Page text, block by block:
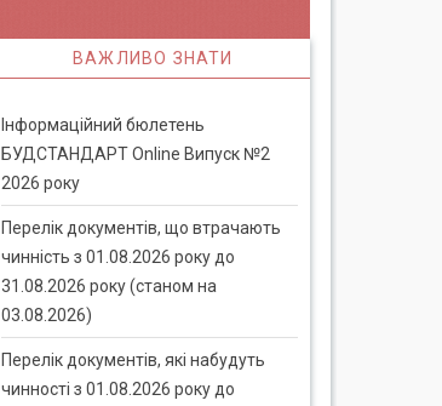
ВАЖЛИВО ЗНАТИ
Інформаційний бюлетень
БУДСТАНДАРТ Online Випуск №2
2026 року
Перелік документів, що втрачають
чинність з 01.08.2026 року до
31.08.2026 року (станом на
03.08.2026)
Перелік документів, які набудуть
чинності з 01.08.2026 року до